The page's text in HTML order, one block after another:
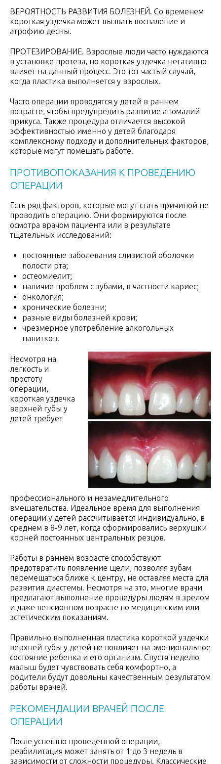
ВЕРОЯТНОСТЬ РАЗВИТИЯ БОЛЕЗНЕЙ. Со временем
короткая уздечка может вызвать воспаление и
атрофию десны.
ПРОТЕЗИРОВАНИЕ. Взрослые люди часто нуждаются
в установке протеза, но короткая уздечка негативно
влияет на данный процесс. Это тот частый случай,
когда пластика выполняется у взрослых.
Часто операции проводятся у детей в раннем
возрасте, чтобы предупредить развитие аномалий
прикуса. Также процедура отличается высокой
эффективностью именно у детей благодаря
комплексному подходу и дополнительных факторов,
которые могут помешать работе.
ПРОТИВОПОКАЗАНИЯ К ПРОВЕДЕНИЮ
ОПЕРАЦИИ
Есть ряд факторов, которые могут стать причиной не
проводить операцию. Они формируются после
осмотра врачом пациента или в результате
тщательных исследований:
постоянные заболевания слизистой оболочки
полости рта;
остеомиелит;
наличие проблем с зубами, в частности кариес;
онкология;
хронические болезни;
разные виды болезней крови;
чрезмерное употребление алкогольных
напитков.
Несмотря на
легкость и
простоту
операции,
короткая уздечка
верхней губы у
детей требует
профессионального и незамедлительного
вмешательства. Идеальное время для выполнения
операции у детей рассчитывается индивидуально, в
среднем в 8-9 лет, когда сформировались верхушки
корней постоянных центральных резцов.
Работы в раннем возрасте способствуют
предотвратить появление щели, позволяя зубам
перемещаться ближе к центру, не оставляя места для
развития диастемы. Несмотря на это, многие врачи
предлагают выполнение процедуры людям в зрелом
и даже пенсионном возрасте по медицинским или
эстетическим показаниям.
Правильно выполненная пластика короткой уздечки
верхней губы у детей не повлияет на эмоциональное
состояние ребенка и его организм. Спустя неделю
малыш будет чувствовать себя комфортно, а
родители будут довольны качественным результатом
работы врачей.
РЕКОМЕНДАЦИИ ВРАЧЕЙ ПОСЛЕ
ОПЕРАЦИИ
После успешно проведенной операции,
реабилитация может занять от 1 до 3 недель в
зависимости от сложности процедуры. Классические